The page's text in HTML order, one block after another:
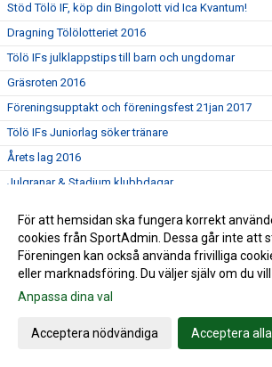
Stöd Tölö IF, köp din Bingolott vid Ica Kvantum!
Dragning Tölölotteriet 2016
Tölö IFs julklappstips till barn och ungdomar
Gräsroten 2016
Föreningsupptakt och föreningsfest 21jan 2017
Tölö IFs Juniorlag söker tränare
Årets lag 2016
Julgranar & Stadium klubbdagar
Tölö IF skänker pengar till Världens Barn
Bingolotto / Sponsorhuset
Nytt datum för Föreningsutvecklingsdagen
Till våra lag - sälj fika på söndag 25/9
Match Div 4 Herrar 11/9 - Ändrad tid!!
För att hemsidan ska fungera korrekt
cookies från SportAdmin. Dessa går inte att
Föreningen kan också använda frivilliga
eller marknadsföring. Du väljer själv om du
Anpassa dina val
Acceptera nödvändiga Acceptera alla